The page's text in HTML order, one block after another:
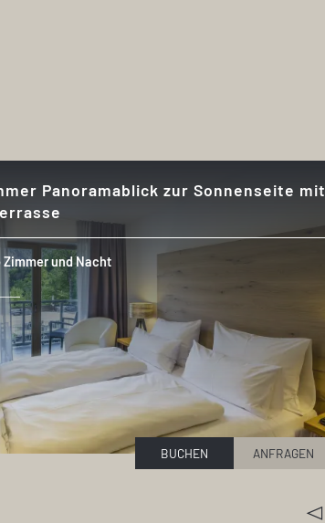
Panoramablick zur Sonnenseite mit
Zimmer und Nacht
BUCHEN ANFRAGEN